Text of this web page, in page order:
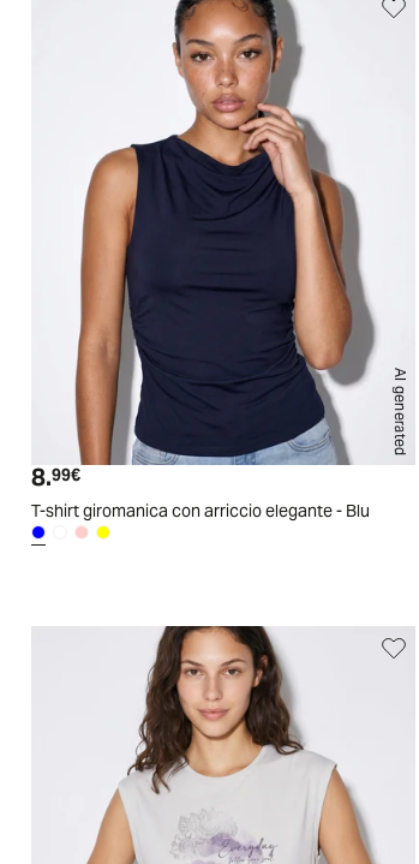
AI generated
S
XL
Prezzo attuale
8.99€
T-shirt giromanica con arriccio elegante - Blu